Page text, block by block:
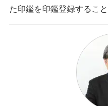
た印鑑を印鑑登録するこ